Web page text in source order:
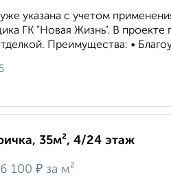
укaзaна c учeтoм
ГК "Новая Жизнь". В проекте
Преимущества: •
35м², 4/24 этаж
100 ₽ за м²